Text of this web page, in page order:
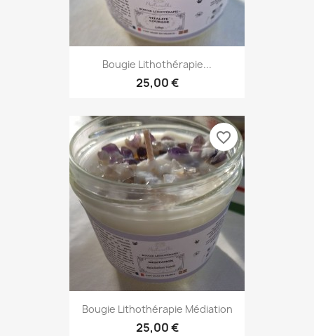
Bougie Lithothérapie...
25,00 €
Bougie Lithothérapie Médiation
25,00 €
favorite_border